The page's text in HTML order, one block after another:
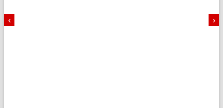
‹ ›